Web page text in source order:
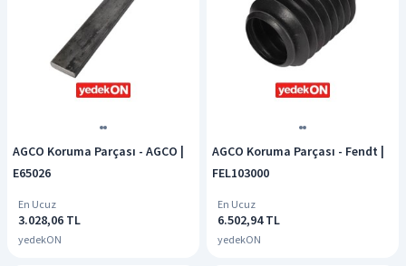
AGCO Koruma Parçası - AGCO |
E65026
En Ucuz
3.028,06 TL
yedekON
AGCO Koruma Parçası - Fendt |
FEL103000
En Ucuz
6.502,94 TL
yedekON